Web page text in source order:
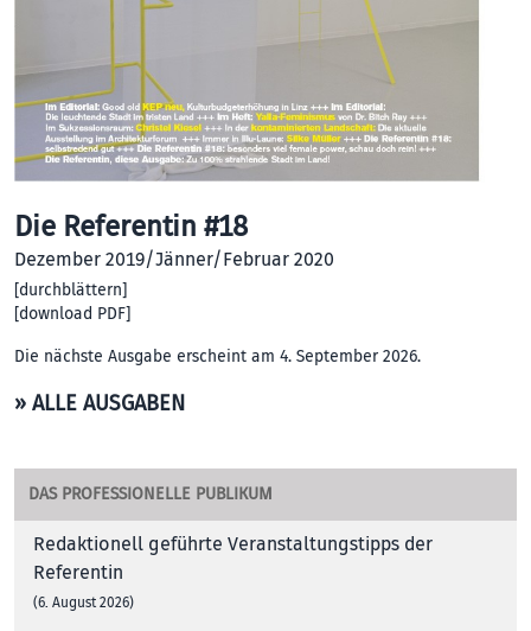
Die Referentin #18
Dezember 2019/Jänner/Februar 2020
[durchblättern]
[download PDF]
Die nächste Ausgabe erscheint am 4. September 2026.
» ALLE AUSGABEN
DAS PROFESSIONELLE PUBLIKUM
Redaktionell geführte Veranstaltungstipps der
Referentin
(6. August 2026)